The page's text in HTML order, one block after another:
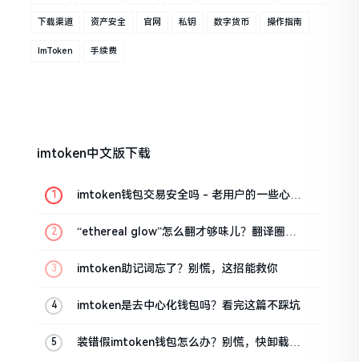
下载渠道 资产安全 官网 私钥 数字货币 操作指南
ImToken 手续费
imtoken中文版下载
imtoken钱包交易安全吗 - 老用户的一些心里
“ethereal glow”怎么翻才够味儿？翻译圈老
imtoken助记词忘了？别慌，这招能救你
imtoken是去中心化钱包吗？看完这篇不踩坑
装错假imtoken钱包怎么办？别慌，快卸载，